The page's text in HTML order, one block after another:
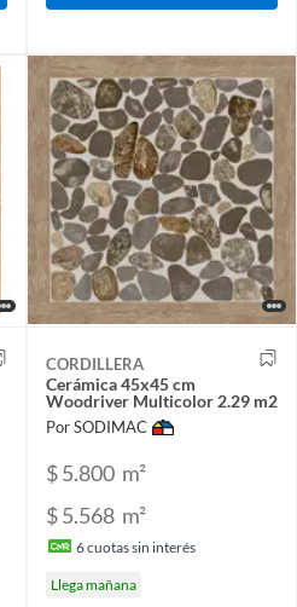
CORDILLERA
Cerámica 45x45 cm
Woodriver Multicolor 2.29 m2
Por SODIMAC
$ 5.800 m²
$ 5.568 m²
6cuotas sin interés
Llega mañana